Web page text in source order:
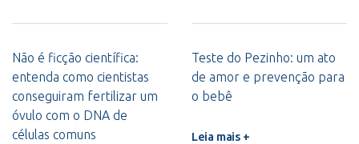
Não é ficção científica:
entenda como cientistas
conseguiram fertilizar um
óvulo com o DNA de
células comuns
Teste do Pezinho: um ato
de amor e prevenção para
o bebê
Leia mais +